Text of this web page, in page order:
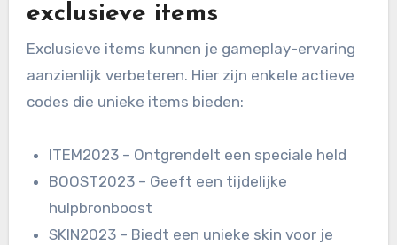
exclusieve items
Exclusieve items kunnen je gameplay-ervaring
aanzienlijk verbeteren. Hier zijn enkele actieve
codes die unieke items bieden:
ITEM2023 – Ontgrendelt een speciale held
BOOST2023 – Geeft een tijdelijke
hulpbronboost
SKIN2023 – Biedt een unieke skin voor je